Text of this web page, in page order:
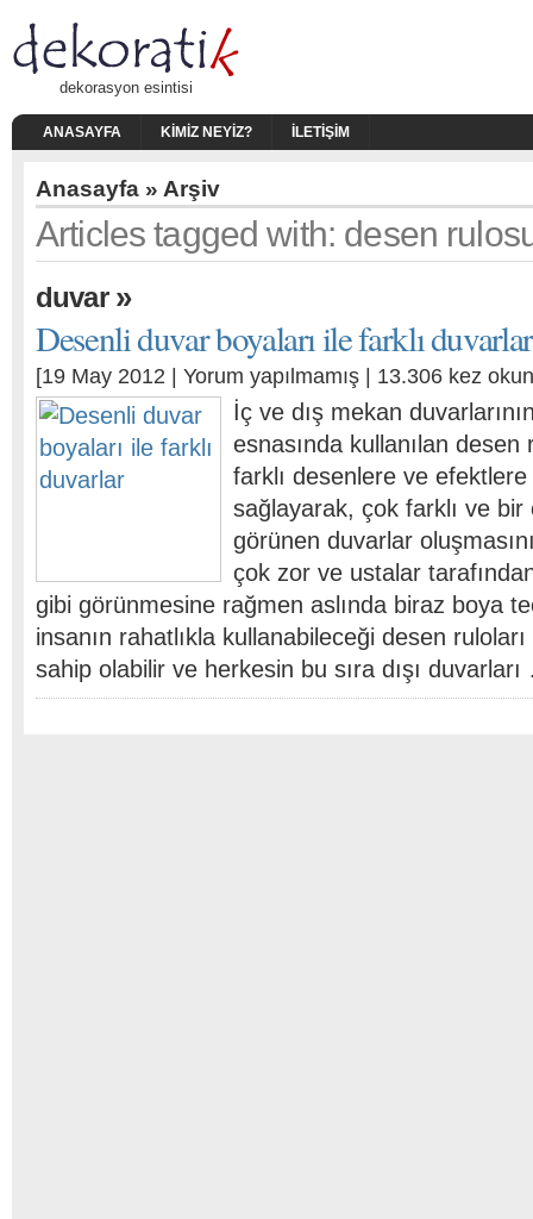
dekorasyon esintisi
ANASAYFA KIMIZ NEYIZ? İLETIŞIM
Anasayfa » Arşiv
Articles tagged with: desen
duvar»
Desenli duvar boyaları ile farklı duvarlar
[19 May 2012 | Yorum yapılmamış | 13.306 kez
İç ve dış mekan
esnasında kullanılan desen
farklı desenlere ve efektlere
sağlayarak, çok farklı ve bir
görünen duvarlar
çok zor ve ustalar
gibi görünmesine rağmen aslında biraz boya
insanın rahatlıkla kullanabileceği desen
sahip olabilir ve herkesin bu sıra dışı